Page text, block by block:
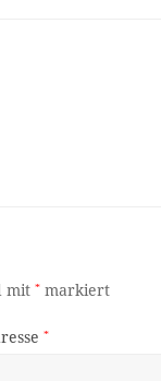
mit* markiert
*